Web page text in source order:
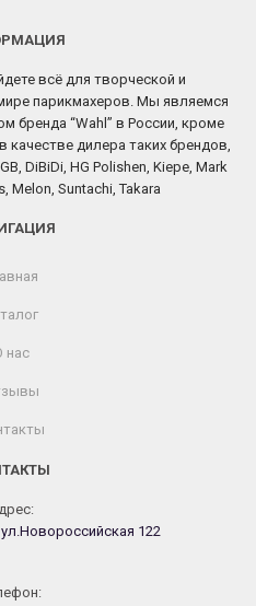
всё для творческой и
парикмахеров. Мы являемся
бренда “Wahl” в России, кроме
качестве дилера таких брендов,
DiBiDi, HG Polishen, Kiepe, Mark
Melon, Suntachi, Takara
нас
122